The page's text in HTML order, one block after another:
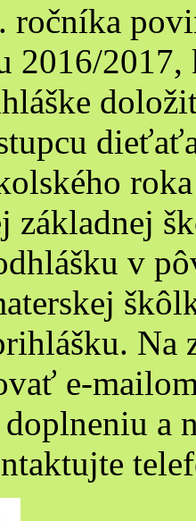
ročníka
2016/
základnej
v
Na
e-
a